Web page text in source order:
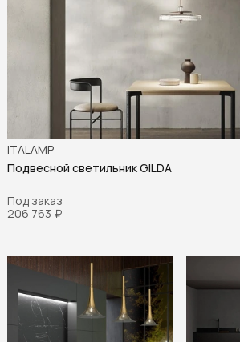
ITALAMP
Подвесной светильник GILDA
Под заказ
206 763 ₽